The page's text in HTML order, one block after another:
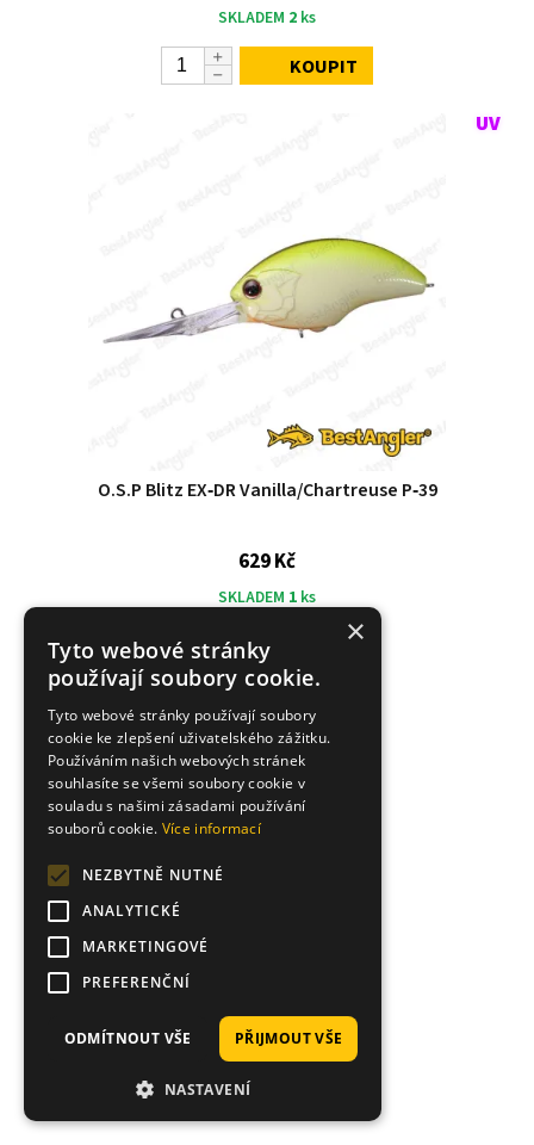
SKLADEM 2 ks
KOUPIT
O.S.P Blitz EX‑DR Vanilla/Chartreuse P‑39
629 Kč
SKLADEM 1 ks
KOUPIT×
Tyto webové stránky
používají soubory cookie.
Tyto webové stránky používají soubory
cookie ke zlepšení uživatelského zážitku.
Používáním našich webových stránek
souhlasíte se všemi soubory cookie v
souladu s našimi zásadami používání
souborů cookie. Více informací
NEZBYTNĚ NUTNÉ
ANALYTICKÉ
MARKETINGOVÉ
PREFERENČNÍ
PŘIJMOUT VŠE
ODMÍTNOUT VŠE
NASTAVENÍ